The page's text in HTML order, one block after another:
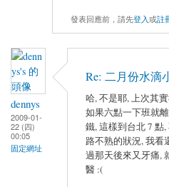
發表回應前，請先登入或註
dennys
2009-01-
22 (四)
00:05
固定網址
Re: 二月份水滴
哈, 不是耶, 上次其
如果六點一下班就
鐵, 這樣到台北 7 點
路不熟的狀況, 我看
過那天後來又牙痛,
醫 :(